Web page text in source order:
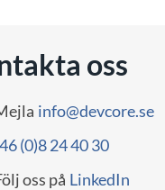
oss
info@devcore.se
(0)8 24 40 30
oss på LinkedIn